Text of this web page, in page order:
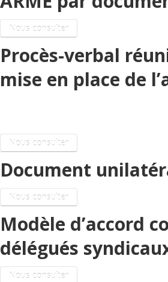
Nous consulter
Procès-verbal
mise en place de
Nous consulter
Document
Nous consulter
Modèle d’accord
délégués
Nous consulter